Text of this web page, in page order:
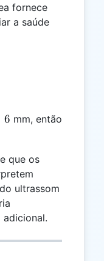
fornece
a saúde
6 mm, então
que os
ultrassom